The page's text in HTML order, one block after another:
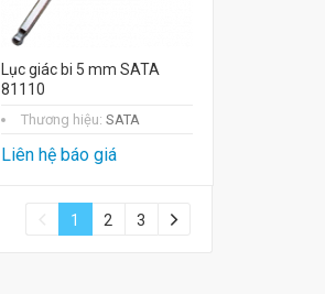
Lục giác bi 5 mm SATA
81110
Thương hiệu: SATA
Liên hệ báo giá
1 2 3